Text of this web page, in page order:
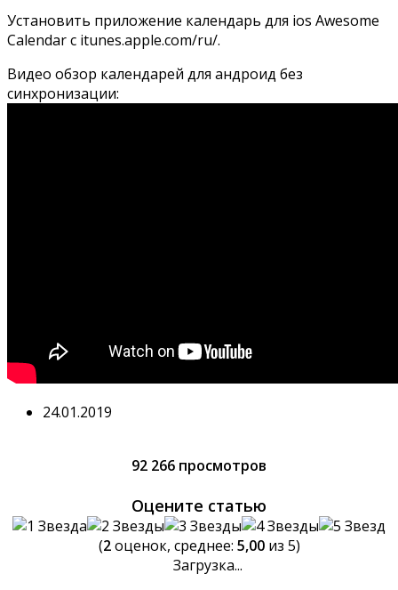
Установить приложение календарь для ios Awesome
Calendar с itunes.apple.com/ru/.
Видео обзор календарей для андроид без
синхронизации:
24.01.2019
92 266 просмотров
Оцените статью
(2оценок, среднее: 5,00из 5)
Загрузка...